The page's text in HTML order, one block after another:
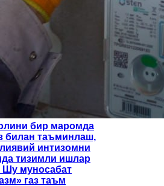
бир маромда
билан таъминлаш,
интизомни
тизимли ишлар
Шу муносабат
газ таъм